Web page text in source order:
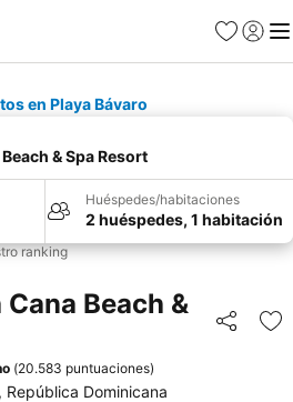
Favoritos
Iniciar
en Playa Bávaro
& Spa Resort
Huéspedes/habitaciones
2 huéspedes, 1 habitación
ranking
Beach &
Compartir
(20.583 puntuaciones)
Dominicana